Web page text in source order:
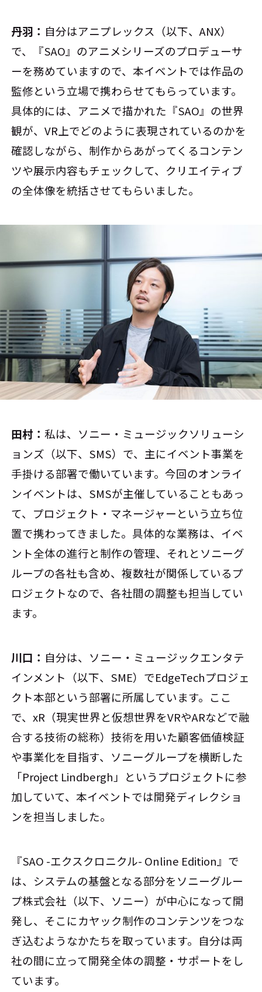
丹羽： 自分はアニプレックス（以下、ANX）
で、『SAO』のアニメシリーズのプロデューサ
ーを務めていますので、本イベントでは作品の
監修という立場で携わらせてもらっています。
具体的には、アニメで描かれた『SAO』の世界
観が、VR上でどのように表現されているのかを
確認しながら、制作からあがってくるコンテン
ツや展示内容もチェックして、クリエイティブ
の全体像を統括させてもらいました。
田村： 私は、ソニー・ミュージックソリューシ
ョンズ（以下、SMS）で、主にイベント事業を
手掛ける部署で働いています。今回のオンライ
ンイベントは、SMSが主催していることもあっ
て、プロジェクト・マネージャーという立ち位
置で携わってきました。具体的な業務は、イベ
ント全体の進行と制作の管理、それとソニーグ
ループの各社も含め、複数社が関係しているプ
ロジェクトなので、各社間の調整も担当してい
ます。
川口： 自分は、ソニー・ミュージックエンタテ
インメント（以下、SME）でEdgeTechプロジェ
クト本部という部署に所属しています。ここ
で、xR（現実世界と仮想世界をVRやARなどで融
合する技術の総称）技術を用いた顧客価値検証
や事業化を目指す、ソニーグループを横断した
「Project Lindbergh」というプロジェクトに参
加していて、本イベントでは開発ディレクショ
ンを担当しました。
『SAO -エクスクロニクル- Online Edition』で
は、システムの基盤となる部分をソニーグルー
プ株式会社（以下、ソニー）が中心になって開
発し、そこにカヤック制作のコンテンツをつな
ぎ込むようなかたちを取っています。自分は両
社の間に立って開発全体の調整・サポートをし
ています。